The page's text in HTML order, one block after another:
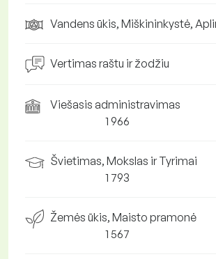
Vandens ūkis, Miškininkystė,
Vertimas raštu ir žodžiu
Viešasis administravimas
1 966
Švietimas, Mokslas ir Tyrimai
1 793
Žemės ūkis, Maisto pramonė
1 567